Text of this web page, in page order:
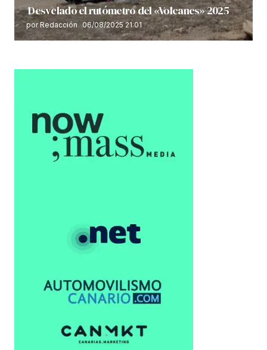
Desvelado el rutómetro del «Volcanes» 2025
por Redacción 06/08/2025 21:01